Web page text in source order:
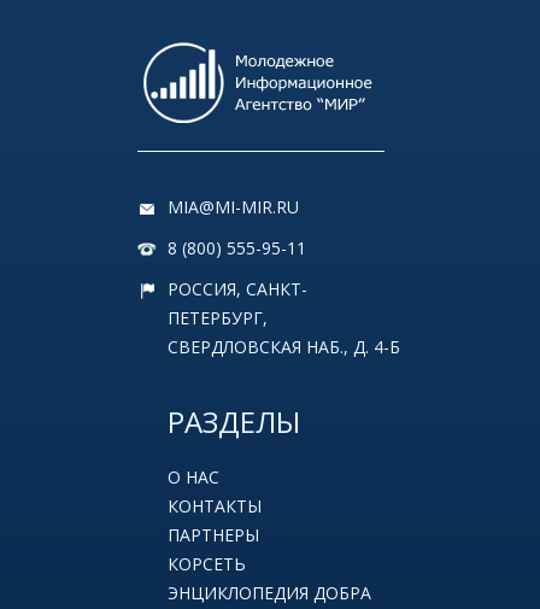
MIA@MI-MIR.RU
8 (800) 555-95-11
РОССИЯ, САНКТ-
ПЕТЕРБУРГ,
СВЕРДЛОВСКАЯ НАБ., Д. 4-Б
РАЗДЕЛЫ
О НАС
КОНТАКТЫ
ПАРТНЕРЫ
КОРСЕТЬ
ЭНЦИКЛОПЕДИЯ ДОБРА